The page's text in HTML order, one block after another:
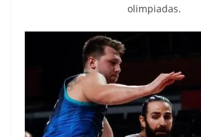
olimpiadas.